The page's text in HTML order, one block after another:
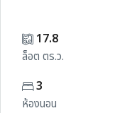
17.8
ล็อต ตร.ว.
3
ห้องนอน